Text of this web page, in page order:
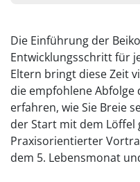
Die Einführung der
Entwicklungsschritt für
Eltern bringt diese Zeit
die empfohlene Abfolge
erfahren, wie Sie Breie
der Start mit dem Löffel
Praxisorientierter
dem 5. Lebensmonat